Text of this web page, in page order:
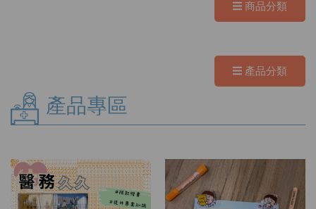
商品分類
產品分類
產品專區